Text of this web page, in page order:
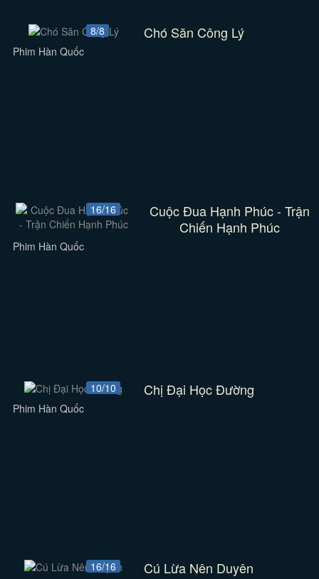
8/8 Chó Săn Công Lý
Phim Hàn Quốc
16/16
Cuộc Đua Hạnh Phúc - Trận
Chiến Hạnh Phúc
Phim Hàn Quốc
10/10 Chị Đại Học Đường
Phim Hàn Quốc
16/16 Cú Lừa Nên Duyên